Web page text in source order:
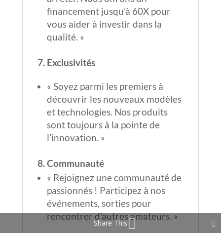
financement jusqu’à 60X pour
vous aider à investir dans la
qualité. »
7. Exclusivités
« Soyez parmi les premiers à
découvrir les nouveaux modèles
et technologies. Nos produits
sont toujours à la pointe de
l’innovation. »
8. Communauté
« Rejoignez une communauté de
passionnés ! Participez à nos
événements, sorties pour
rencontrer d’autres amateurs. »
Share This